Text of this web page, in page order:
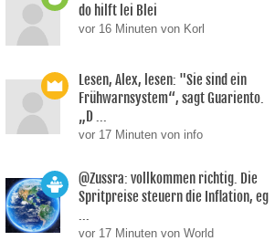
do hilft lei Blei
vor 16 Minuten von Korl
Lesen, Alex, lesen: "Sie sind ein
Frühwarnsystem“, sagt Guariento.
„D ...
vor 17 Minuten von info
@Zussra: vollkommen richtig. Die
Spritpreise steuern die Inflation, eg
...
vor 17 Minuten von World